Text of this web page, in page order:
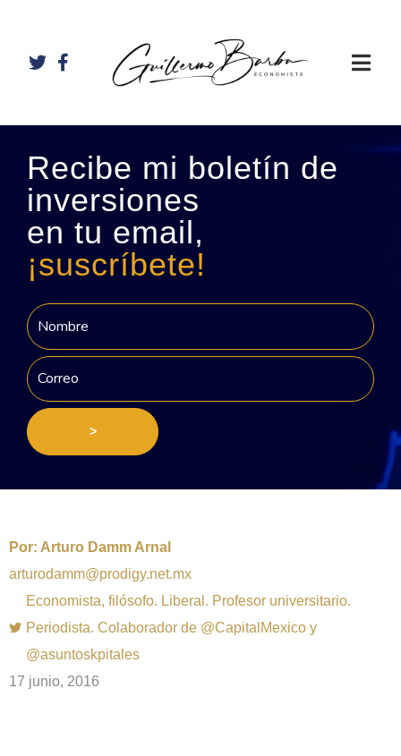
Recibe mi boletín de
inversiones
en tu email,
¡suscríbete!
>
Por: Arturo Damm Arnal
arturodamm@prodigy.net.mx
Economista, filósofo. Liberal. Profesor universitario.
Periodista. Colaborador de @CapitalMexico y
@asuntoskpitales
17 junio, 2016